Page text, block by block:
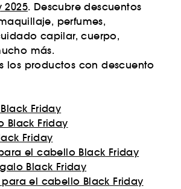
2025. Descubre descuentos
perfumes,
capilar, cuerpo,
más.
los productos con descuento
Friday
Black Friday
Friday
el cabello Black Friday
Black Friday
para el cabello Black Friday